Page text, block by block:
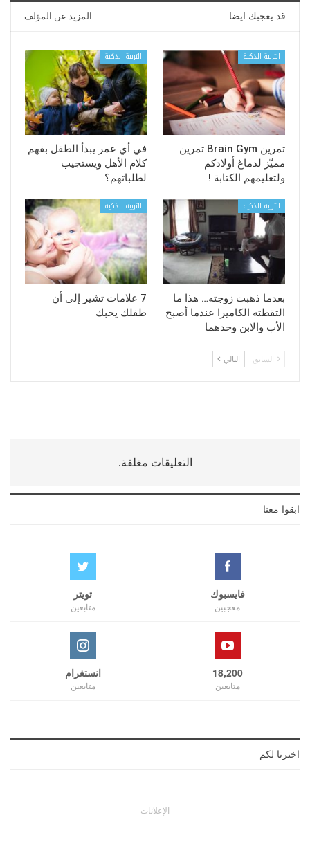
قد يعجبك ايضا المزيد عن المؤلف
التربية الذكية
تمرين Brain Gym تمرين
مميّز لدماغ أولادكم
ولتعليمهم الكتابة !
التربية الذكية
في أي عمر يبدأ الطفل بفهم
كلام الأهل ويستجيب
لطلباتهم؟
التربية الذكية
بعدما ذهبت زوجته… هذا ما
التقطته الكاميرا عندما أصبح
الأب والابن وحدهما
التربية الذكية
7 علامات تشير إلى أن
طفلك يحبك
السابق التالي
التعليقات مغلقة.
ابقوا معنا
فايسبوك
معجبين
تويتر
متابعين
18,200
متابعين
انستغرام
متابعين
اخترنا لكم
- الإعلانات -